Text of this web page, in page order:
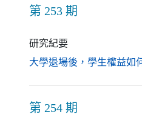
第 253 期
研究紀要
大學退場後，學生權益如
第 254 期